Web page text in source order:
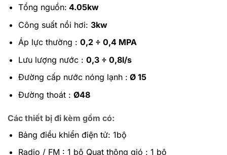
Tổng nguồn: 4.05kw
Công suất nồi hơi: 3kw
Áp lực thường : 0,2 ÷ 0,4 MPA
Lưu lượng nước : 0,3 ÷ 0,8l/s
Đường cấp nước nóng lạnh : Ø 15
Đường thoát : Ø48
Các thiết bị đi kèm gồm có:
Bảng điều khiển điện tử: 1bộ
Radio / FM : 1 bộ Quạt thông gió : 1 bộ